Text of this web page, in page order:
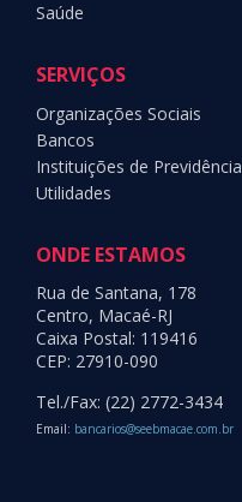
Saúde
SERVIÇOS
Organizações Sociais
Bancos
Instituições de Previdência
Utilidades
ONDE ESTAMOS
Rua de Santana, 178
Centro, Macaé-RJ
Caixa Postal: 119416
CEP: 27910-090
Tel./Fax: (22) 2772-3434
Email: bancarios@seebmacae.com.br